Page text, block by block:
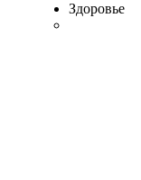
Здоровье